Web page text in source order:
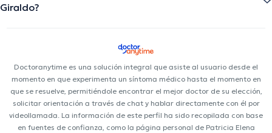
Giraldo?
Doctoranytime es una solución integral que asiste al usuario desde el
momento en que experimenta un síntoma médico hasta el momento en
que se resuelve, permitiéndole encontrar el mejor doctor de su elección,
solicitar orientación a través de chat y hablar directamente con él por
videollamada. La información de este perfil ha sido recopilada con base
en fuentes de confianza, como la página personal de Patricia Elena